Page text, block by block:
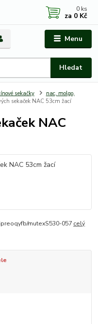
Menu
Hledat
0 ks
za 0 Kč
sekačky
nac, molgo,
sekaček NAC 53cm žací
NAC
mutexS530-057 celý